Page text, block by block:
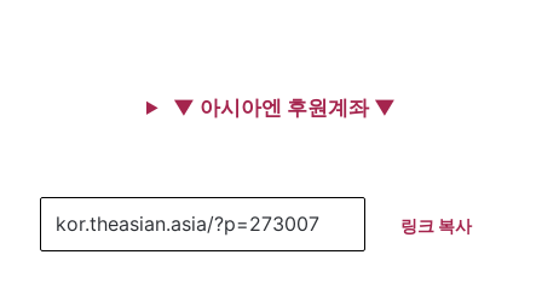
▼ 아시아엔 후원계좌 ▼
링크 복사